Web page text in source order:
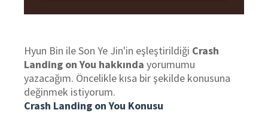
Hyun Bin ile Son Ye Jin'in eşleştirildiği Crash
Landing on You hakkında yorumumu
yazacağım. Öncelikle kısa bir şekilde konusuna
değinmek istiyorum.
Crash Landing on You Konusu